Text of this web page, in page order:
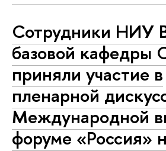
Сотрудники НИУ
базовой кафедры
приняли участие в
пленарной
Международной
форуме «Россия»